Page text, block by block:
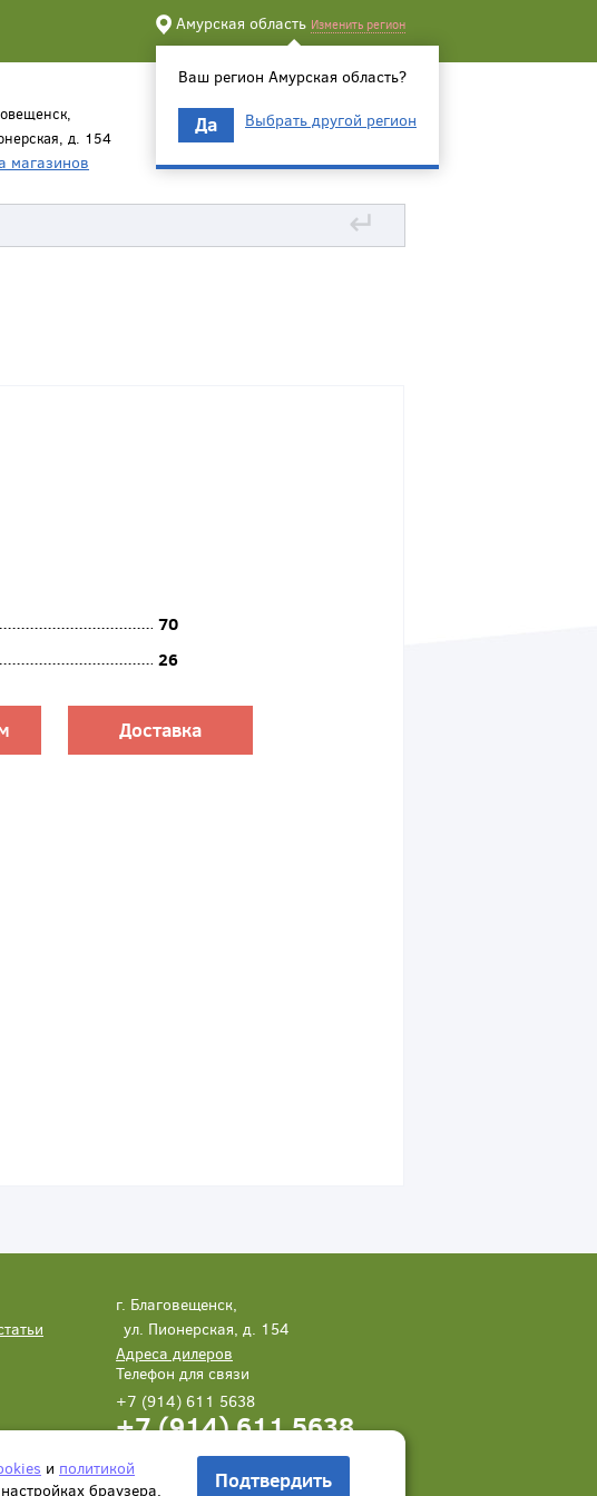
Амурская область Изменить регион
Ваш регион Амурская область?
Да Выбрать другой регион
д. 154
магазинов
↵
70
26
Доставка
г. Благовещенск,
ул. Пионерская, д. 154
Адреса дилеров
Телефон для связи
+7 (914) 611 5638
+7 (914) 611 5638
Написать нам Заказать звонок
и политикой
браузера. Подтвердить